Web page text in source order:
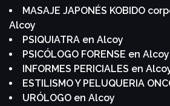
MASAJE JAPONÉS KOBIDO
Alcoy
PSIQUIATRA en Alcoy
PSICÓLOGO FORENSE en Alcoy
INFORMES PERICIALES en
ESTILISMO Y PELUQUERIA
URÓLOGO en Alcoy